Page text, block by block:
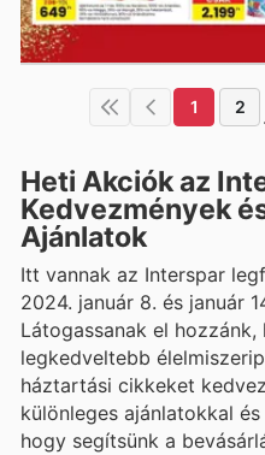
1 2
Heti Akciók az
Kedvezmények
Ajánlatok
Itt vannak az Interspar
2024. január 8. és január
Látogassanak el
legkedveltebb
háztartási cikkeket
különleges ajánlatokkal
hogy segítsünk a